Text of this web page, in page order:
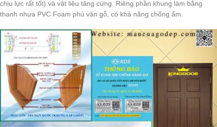
chịu lực rất tốt) và vật liệu tăng cứng. Riêng phần khung làm bằng
thanh nhựa PVC Foam phủ vân gỗ, có khả năng chống ẩm.